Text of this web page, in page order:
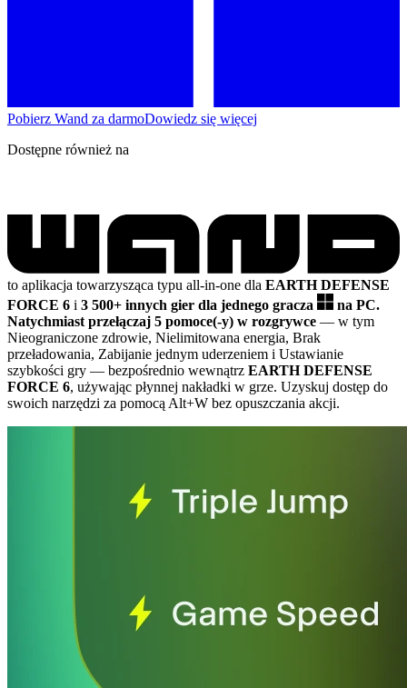
Pobierz Wand za darmoDowiedz się więcej
Dostępne również na
to aplikacja towarzysząca typu all-in-one dla EARTH DEFENSE
FORCE 6 i 3 500+ innych gier dla jednego gracza
na PC.
Natychmiast przełączaj 5 pomoce(-y) w rozgrywce — w tym
Nieograniczone zdrowie, Nielimitowana energia, Brak
przeładowania, Zabijanie jednym uderzeniem i Ustawianie
szybkości gry — bezpośrednio wewnątrz EARTH DEFENSE
FORCE 6, używając płynnej nakładki w grze. Uzyskuj dostęp do
swoich narzędzi za pomocą Alt+W bez opuszczania akcji.